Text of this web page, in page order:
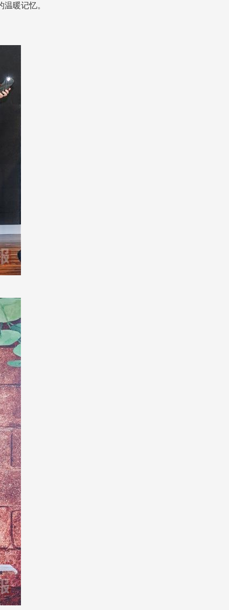
暖记忆。